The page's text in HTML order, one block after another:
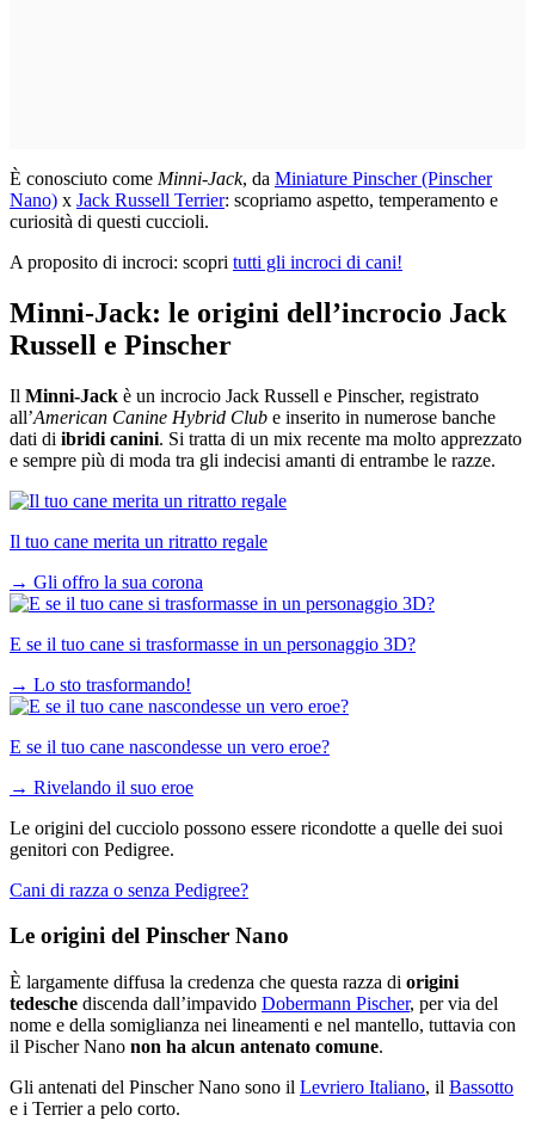
È conosciuto come Minni-Jack, da Miniature Pinscher (Pinscher
Nano) x Jack Russell Terrier: scopriamo aspetto, temperamento e
curiosità di questi cuccioli.
A proposito di incroci: scopri tutti gli incroci di cani!
Minni-Jack: le origini dell’incrocio Jack
Russell e Pinscher
Il Minni-Jack è un incrocio Jack Russell e Pinscher, registrato
all’American Canine Hybrid Club e inserito in numerose banche
dati di ibridi canini. Si tratta di un mix recente ma molto apprezzato
e sempre più di moda tra gli indecisi amanti di entrambe le razze.
Il tuo cane merita un ritratto regale
→ Gli offro la sua corona
E se il tuo cane si trasformasse in un personaggio 3D?
→ Lo sto trasformando!
E se il tuo cane nascondesse un vero eroe?
→ Rivelando il suo eroe
Le origini del cucciolo possono essere ricondotte a quelle dei suoi
genitori con Pedigree.
Cani di razza o senza Pedigree?
Le origini del Pinscher Nano
È largamente diffusa la credenza che questa razza di origini
tedesche discenda dall’impavido Dobermann Pischer, per via del
nome e della somiglianza nei lineamenti e nel mantello, tuttavia con
il Pischer Nano non ha alcun antenato comune.
Gli antenati del Pinscher Nano sono il Levriero Italiano, il Bassotto
e i Terrier a pelo corto.